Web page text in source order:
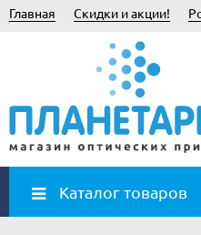
Главная Скидки и акции!
Каталог товаров